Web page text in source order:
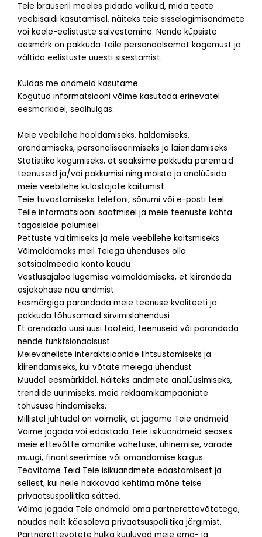
Teie brauseril meeles pidada valikuid, mida teete
veebisaidi kasutamisel, näiteks teie sisselogimisandmete
või keele-eelistuste salvestamine. Nende küpsiste
eesmärk on pakkuda Teile personaalsemat kogemust ja
vältida eelistuste uuesti sisestamist.
Kuidas me andmeid kasutame
Kogutud informatsiooni võime kasutada erinevatel
eesmärkidel, sealhulgas:
Meie veebilehe hooldamiseks, haldamiseks,
arendamiseks, personaliseerimiseks ja laiendamiseks
Statistika kogumiseks, et saaksime pakkuda paremaid
teenuseid ja/või pakkumisi ning mõista ja analüüsida
meie veebilehe külastajate käitumist
Teie tuvastamiseks telefoni, sõnumi või e-posti teel
Teile informatsiooni saatmisel ja meie teenuste kohta
tagasiside palumisel
Pettuste vältimiseks ja meie veebilehe kaitsmiseks
Võimaldamaks meil Teiega ühenduses olla
sotsiaalmeedia konto kaudu
Vestlusajaloo lugemise võimaldamiseks, et kiirendada
asjakohase nõu andmist
Eesmärgiga parandada meie teenuse kvaliteeti ja
pakkuda tõhusamaid sirvimislahendusi
Et arendada uusi uusi tooteid, teenuseid või parandada
nende funktsionaalsust
Meievaheliste interaktsioonide lihtsustamiseks ja
kiirendamiseks, kui võtate meiega ühendust
Muudel eesmärkidel. Näiteks andmete analüüsimiseks,
trendide uurimiseks, meie reklaamikampaaniate
tõhususe hindamiseks.
Millistel juhtudel on võimalik, et jagame Teie andmeid
Võime jagada või edastada Teie isikuandmeid seoses
meie ettevõtte omanike vahetuse, ühinemise, varade
müügi, finantseerimise või omandamise käigus.
Teavitame Teid Teie isikuandmete edastamisest ja
sellest, kui neile hakkavad kehtima mõne teise
privaatsuspoliitika sätted.
Võime jagada Teie andmeid oma partnerettevõtetega,
nõudes neilt käesoleva privaatsuspoliitika järgimist.